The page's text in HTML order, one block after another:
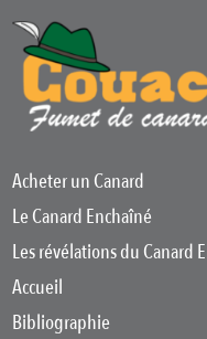
Acheter un Canard
Le Canard Enchaîné
Les révélations du Canard
Accueil
Bibliographie